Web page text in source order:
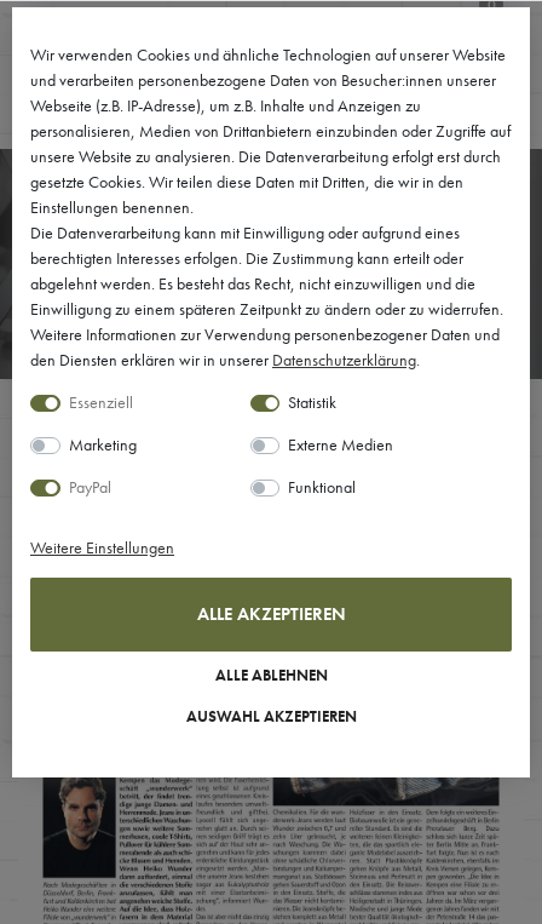
0
PRESSE
wunderwerk in der Presse.
Wir verwenden Cookies und ähnliche Technologien auf unserer Website
und verarbeiten personenbezogene Daten von Besucher:innen unserer
Webseite (z.B. IP-Adresse), um z.B. Inhalte und Anzeigen zu
personalisieren, Medien von Drittanbietern einzubinden oder Zugriffe auf
unsere Website zu analysieren. Die Datenverarbeitung erfolgt erst durch
gesetzte Cookies. Wir teilen diese Daten mit Dritten, die wir in den
Einstellungen benennen.
Die Datenverarbeitung kann mit Einwilligung oder aufgrund eines
berechtigten Interesses erfolgen. Die Zustimmung kann erteilt oder
abgelehnt werden. Es besteht das Recht, nicht einzuwilligen und die
Einwilligung zu einem späteren Zeitpunkt zu ändern oder zu widerrufen.
Weitere Informationen zur Verwendung personenbezogener Daten und
den Diensten erklären wir in unserer Daten­schutz­erklärung.
Essenziell
Statistik
Marketing
Externe Medien
PayPal
Funktional
Weitere Einstellungen
ALLE AKZEPTIEREN
ALLE ABLEHNEN
AUSWAHL AKZEPTIEREN